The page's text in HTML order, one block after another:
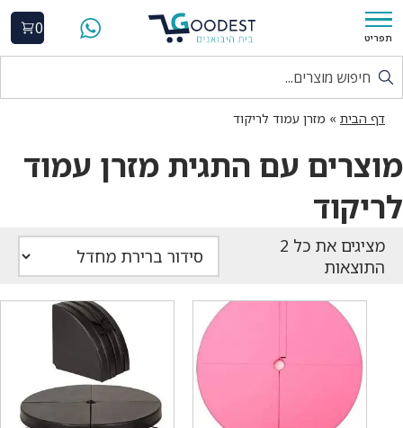
תפריט
0
דף הבית » מזרן עמוד לריקוד
מוצרים עם התגית מזרן עמוד
לריקוד
התוצאות